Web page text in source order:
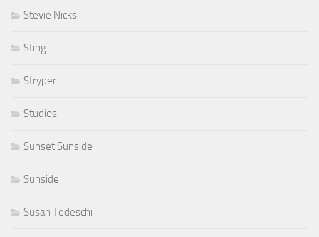
Stevie Nicks
Sting
Stryper
Studios
Sunset Sunside
Sunside
Susan Tedeschi